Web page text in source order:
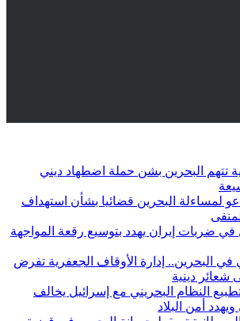
تتهم البحرين بشن حملة اضطهاد ديني
لمساءلة البحرين قضائيا بشأن استهداف
في ضربات إيران يهدد بتوسيع رقعة المواجهة
في البحرين.. إدارة الأوقاف الجعفرية تفرض
شعائر دينية
النظام البحريني مع إسرائيل يخالف
أمن البلاد